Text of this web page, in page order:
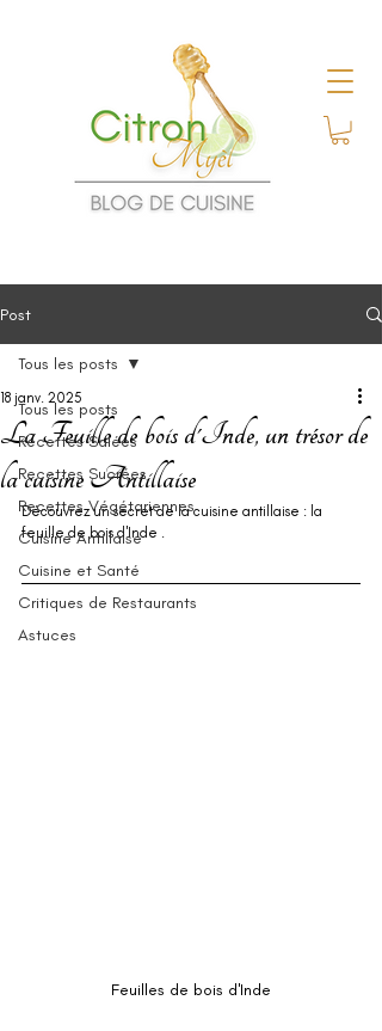
Post
Tous les posts
Recettes Salées
Recettes Sucrées
Recettes Végétariennes
Cuisine Antillaise
Cuisine et Santé
Critiques de Restaurants
Astuces
Tous les posts
La Feuille de bois d'Inde, un trésor de
la cuisine Antillaise
18 janv. 2025
Découvrez un secret de la cuisine antillaise : la
feuille de bois d'Inde .
Feuilles de bois d'Inde